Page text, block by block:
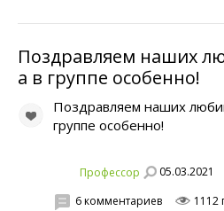
Поздравляем наших
а в группе особенно!
Поздравляем наших
группе особенно!
Профессор 05.03.2021
6 комментариев 1112